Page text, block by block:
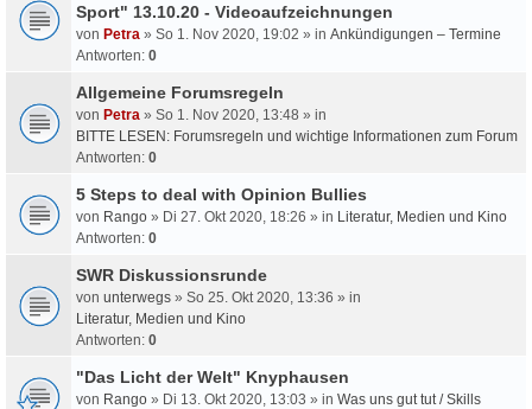
Sport" 13.10.20 - Videoaufzeichnungen
von Petra » So 1. Nov 2020, 19:02 » in Ankündigungen – Termine
Antworten: 0
Allgemeine Forumsregeln
von Petra » So 1. Nov 2020, 13:48 » in
BITTE LESEN: Forumsregeln und wichtige Informationen zum Forum
Antworten: 0
5 Steps to deal with Opinion Bullies
von Rango » Di 27. Okt 2020, 18:26 » in Literatur, Medien und Kino
Antworten: 0
SWR Diskussionsrunde
von unterwegs » So 25. Okt 2020, 13:36 » in
Literatur, Medien und Kino
Antworten: 0
"Das Licht der Welt" Knyphausen
von Rango » Di 13. Okt 2020, 13:03 » in Was uns gut tut / Skills